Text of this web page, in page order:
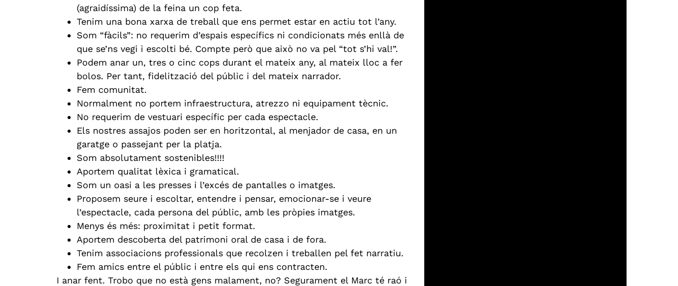
(agraidíssima) de la feina un cop feta.
Tenim una bona xarxa de treball que ens permet estar en actiu tot l’any.
Som “fàcils”: no requerim d’espais específics ni condicionats més enllà de
que se’ns vegi i escolti bé. Compte però que això no va pel “tot s’hi val!”.
Podem anar un, tres o cinc cops durant el mateix any, al mateix lloc a fer
bolos. Per tant, fidelització del públic i del mateix narrador.
Fem comunitat.
Normalment no portem infraestructura, atrezzo ni equipament tècnic.
No requerim de vestuari específic per cada espectacle.
Els nostres assajos poden ser en horitzontal, al menjador de casa, en un
garatge o passejant per la platja.
Som absolutament sostenibles!!!!
Aportem qualitat lèxica i gramatical.
Som un oasi a les presses i l’excés de pantalles o imatges.
Proposem seure i escoltar, entendre i pensar, emocionar-se i veure
l’espectacle, cada persona del públic, amb les pròpies imatges.
Menys és més: proximitat i petit format.
Aportem descoberta del patrimoni oral de casa i de fora.
Tenim associacions professionals que recolzen i treballen pel fet narratiu.
Fem amics entre el públic i entre els qui ens contracten.
I anar fent. Trobo que no està gens malament, no? Segurament el Marc té raó i